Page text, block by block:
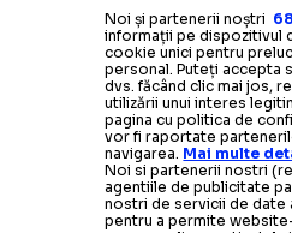
Noi și partenerii noștri
informații pe dispozitivul
cookie unici pentru
personal. Puteți accepta
dvs. făcând clic mai jos,
utilizării unui interes
pagina cu politica de
vor fi raportate
navigarea. Mai multe
Noi si partenerii nostri
agentiile de publicitate
nostri de servicii de date
pentru a permite